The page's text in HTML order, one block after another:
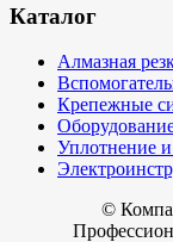
Каталог
Алмазная
Крепежные
Уплотнение и
©